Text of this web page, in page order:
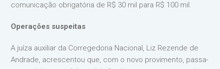
comunicação obrigatória de R$ 30 mil para R$ 100 mil.
Operações suspeitas
A juíza auxiliar da Corregedoria Nacional, Liz Rezende de
Andrade, acrescentou que, com o novo provimento, passa-